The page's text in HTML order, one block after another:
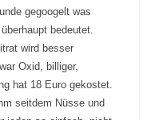
gegoogelt was
bedeutet.
wird besser
Oxid, billiger,
hat 18 Euro gekostet.
seitdem Nüsse und